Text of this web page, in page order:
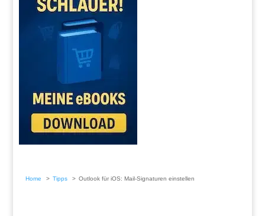
Home Tipps Outlook für iOS: Mail-Signaturen einstellen